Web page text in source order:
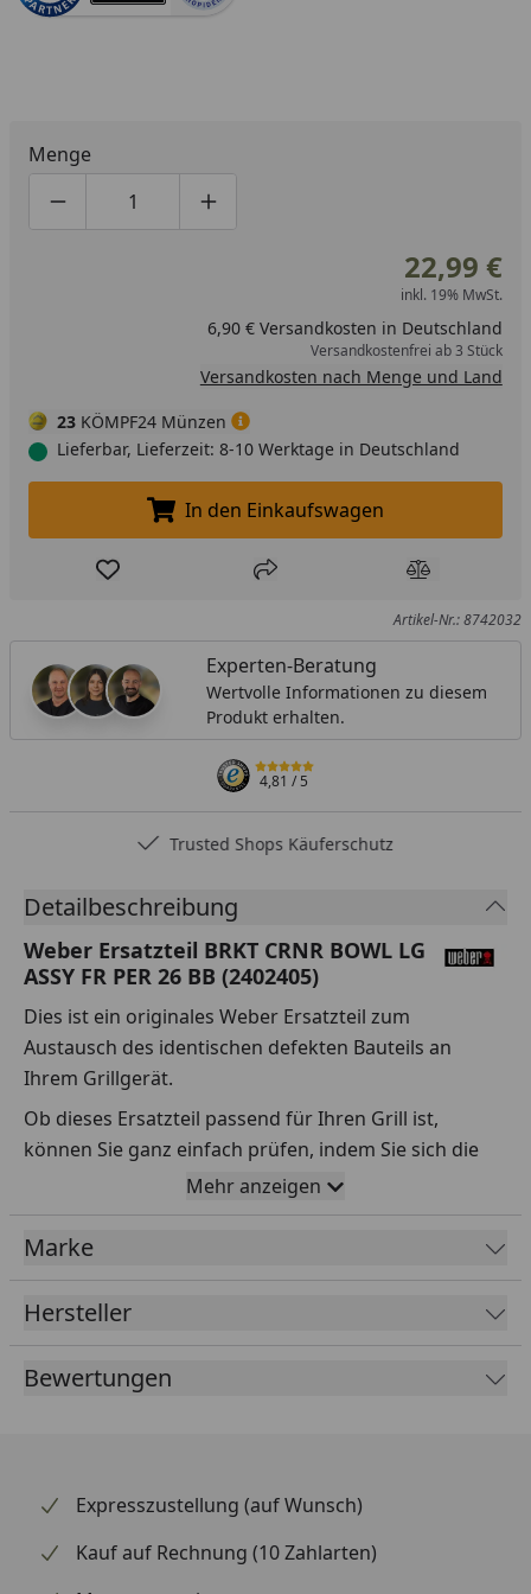
Menge
Produktmenge um eins verringern
Produktmenge manuell eingeben
Produktmenge um eins erhöhen
22,99 €
inkl. 19% MwSt.
6,90 € Versandkosten in Deutschland
Versandkostenfrei ab 3 Stück
Versandkosten nach Menge und Land
23 KÖMPF24 Münzen
Lieferbar, Lieferzeit: 8-10 Werktage in Deutschland
In den Einkaufswagen legen
In den Einkaufswagen
Produkt zur Wunschliste hinzufügen
Teilen Produkt
Artikel-Nr.: 8742032
Experten-Beratung
Wertvolle Informationen zu diesem
Produkt erhalten.
4,81/ 5
Trusted Shops Käuferschutz
Detailbeschreibung
Weber Ersatzteil BRKT CRNR BOWL LG
ASSY FR PER 26 BB (2402405)
Dies ist ein originales Weber Ersatzteil zum
Austausch des identischen defekten Bauteils an
Ihrem Grillgerät.
Ob dieses Ersatzteil passend für Ihren Grill ist,
können Sie ganz einfach prüfen, indem Sie sich die
Explosionszeichnung Ihres Grills anschauen und dort
das betreffende Teil heraussuchen.
Über die Seriennummer Ihres Grillgeräts kommen Sie
ganz einfach zur passenden Explosionszeichnung.
Geben Sie dafür die Seriennummer
Sollte Ihnen nicht bekannt sein, wo Sie die
Abmessungen oder Gewichte zu den Ersatzteilen
handelt (wir bestellen das Produkt bei Weber, sobald
Mehr anzeigen
Marke
Hersteller
Bewertungen
Expresszustellung (auf Wunsch)
Kauf auf Rechnung (10 Zahlarten)